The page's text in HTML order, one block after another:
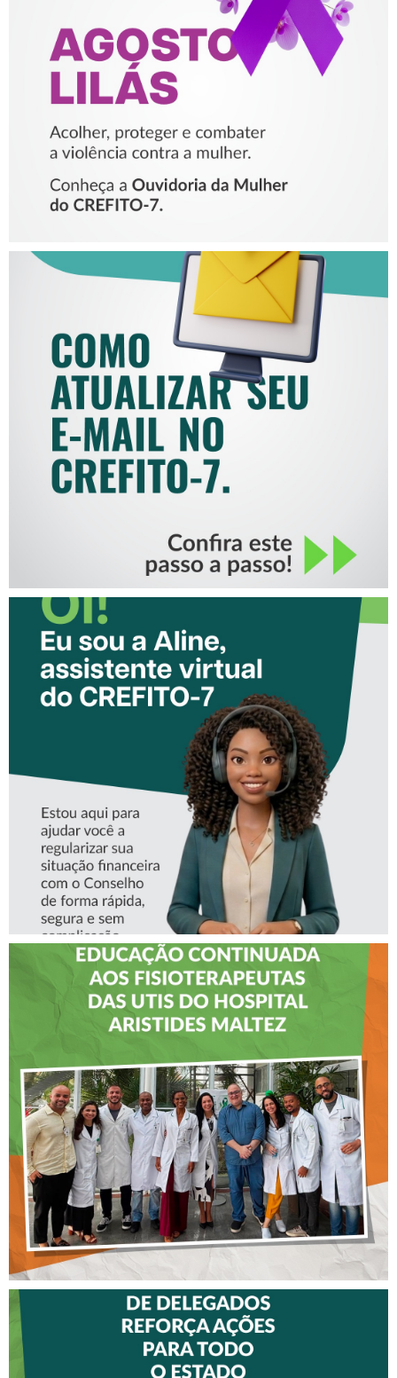
AGOSTO LILÁS – ACOLHER,
PROTEGER E COMBATER A
VIOLÊNCIA CONTRA A
MULHER
COMO ATUALIZAR SEU E-
MAIL NO CREFITO-7
CONHEÇA A ‘ALINE’,
ASSISTENTE VIRTUAL DO
CREFITO-7
CREFITO-7 LEVA EDUCAÇÃO
CONTINUADA AOS
FISIOTERAPEUTAS DAS UTIs
DO HOSPITAL ARISTIDES
MALTEZ